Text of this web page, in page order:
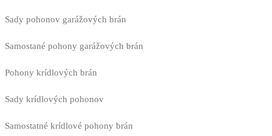
Sady pohonov garážových brán
Samostané pohony garážových brán
Pohony krídlových brán
Sady krídlových pohonov
Samostatné krídlové pohony brán